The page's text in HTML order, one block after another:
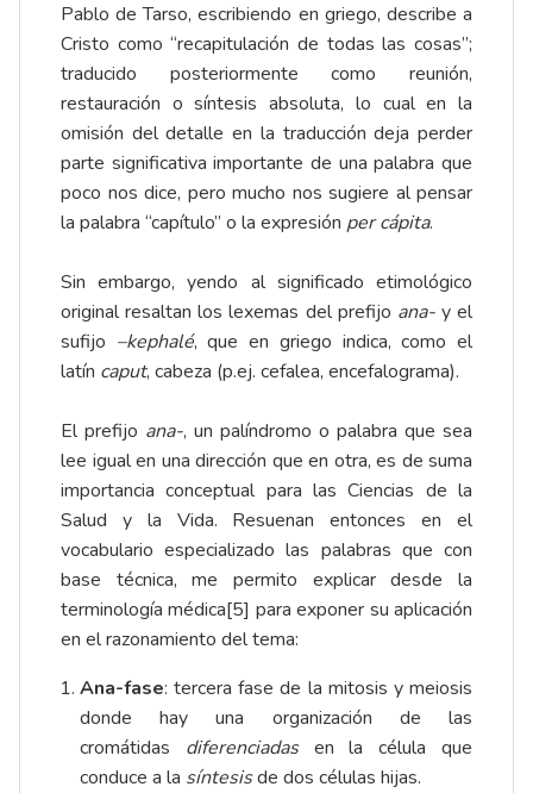
Pablo de Tarso, escribiendo en griego, describe a
Cristo como “recapitulación de todas las cosas”;
traducido posteriormente como reunión,
restauración o síntesis absoluta, lo cual en la
omisión del detalle en la traducción deja perder
parte significativa importante de una palabra que
poco nos dice, pero mucho nos sugiere al pensar
la palabra “capítulo” o la expresión per cápita.
Sin embargo, yendo al significado etimológico
original resaltan los lexemas del prefijo ana-y el
sufijo –kephalé, que en griego indica, como el
latín caput, cabeza (p.ej. cefalea, encefalograma).
El prefijo ana-, un palíndromo o palabra que sea
lee igual en una dirección que en otra, es de suma
importancia conceptual para las Ciencias de la
Salud y la Vida. Resuenan entonces en el
vocabulario especializado las palabras que con
base técnica, me permito explicar desde la
terminología médica[5] para exponer su aplicación
en el razonamiento del tema:
Ana-fase: tercera fase de la mitosis y meiosis
donde hay una organización de las
cromátidas diferenciadasen la célula que
conduce a la síntesisde dos células hijas.